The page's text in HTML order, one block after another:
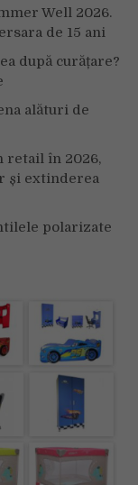
Well 2026.
de 15 ani
după curățare?
alături de
retail în 2026,
și extinderea
polarizate